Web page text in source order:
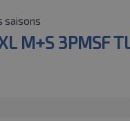
saisons
M+S 3PMSF